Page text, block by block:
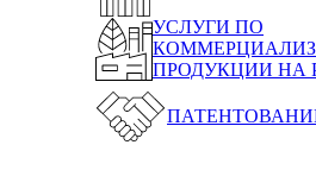
УСЛУГИ ПО
ПРОДУКЦИИ НА